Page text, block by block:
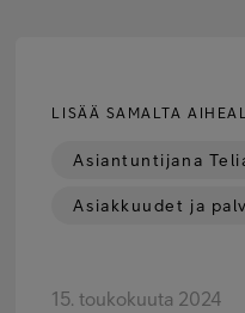
LISÄÄ SAMALTA
Asiantuntijana
Asiakkuudet ja
15. toukokuuta 2024